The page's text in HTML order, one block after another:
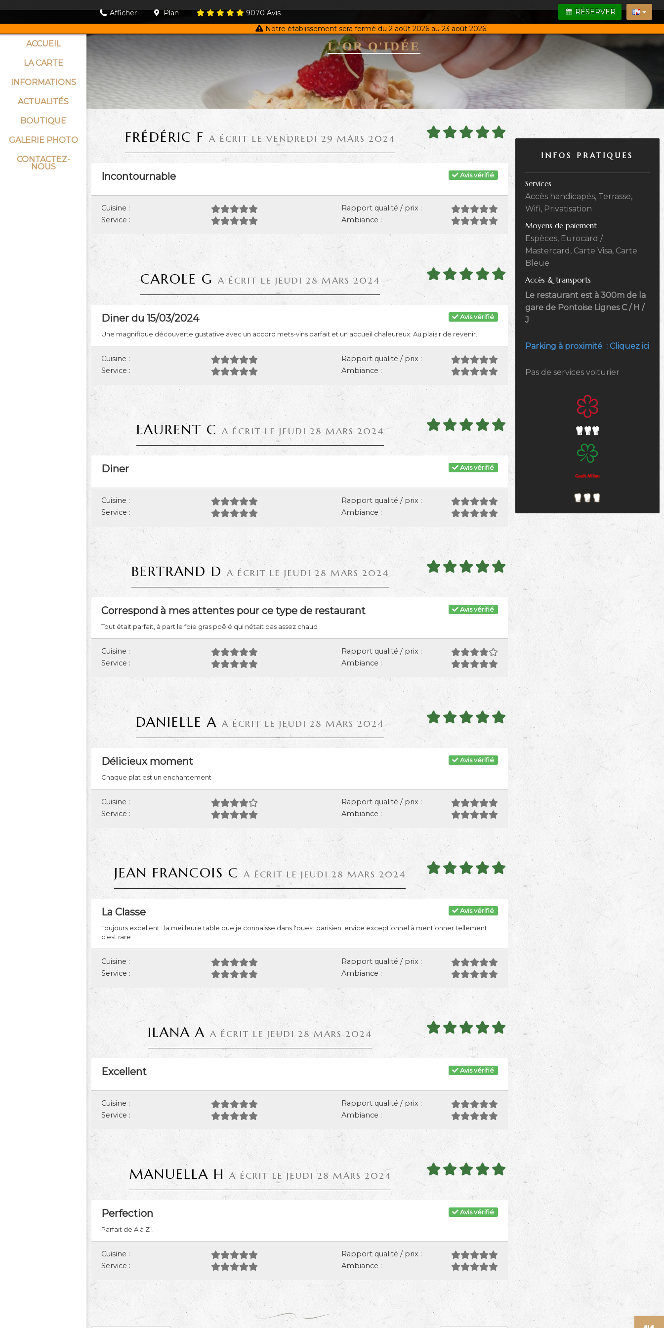
RÉSERVER
Afficher Plan 9070Avis
Notre établissement sera fermé du 2 août 2026 au 23 août 2026.
L'OR Q'IDÉE
ACCUEIL
LA CARTE
INFORMATIONS
ACTUALITÉS
BOUTIQUE
GALERIE PHOTO
CONTACTEZ-
NOUS
FRÉDÉRIC F A ÉCRIT LE VENDREDI 29 MARS 2024
Avis vérifié
Incontournable
Cuisine :
Rapport qualité / prix :
Service :
Ambiance :
CAROLE G A ÉCRIT LE JEUDI 28 MARS 2024
Avis vérifié
Diner du 15/03/2024
Une magnifique découverte gustative avec un accord mets-vins parfait et un accueil chaleureux. Au plaisir de revenir.
Cuisine :
Rapport qualité / prix :
Service :
Ambiance :
LAURENT C A ÉCRIT LE JEUDI 28 MARS 2024
Avis vérifié
Diner
Cuisine :
Rapport qualité / prix :
Service :
Ambiance :
BERTRAND D A ÉCRIT LE JEUDI 28 MARS 2024
Avis vérifié
Correspond à mes attentes pour ce type de restaurant
Tout était parfait, à part le foie gras poêlé qui nétait pas assez chaud
Cuisine :
Rapport qualité / prix :
Service :
Ambiance :
DANIELLE A A ÉCRIT LE JEUDI 28 MARS 2024
Avis vérifié
Délicieux moment
Chaque plat est un enchantement
Cuisine :
Rapport qualité / prix :
Service :
Ambiance :
JEAN FRANCOIS C A ÉCRIT LE JEUDI 28 MARS 2024
Avis vérifié
La Classe
Toujours excellent : la meilleure table que je connaisse dans l'ouest parisien. ervice exceptionnel à mentionner tellement
c'est rare
Cuisine :
Rapport qualité / prix :
Service :
Ambiance :
ILANA A A ÉCRIT LE JEUDI 28 MARS 2024
Avis vérifié
Excellent
Cuisine :
Rapport qualité / prix :
Service :
Ambiance :
MANUELLA H A ÉCRIT LE JEUDI 28 MARS 2024
Avis vérifié
Perfection
Parfait de A à Z !
Cuisine :
Rapport qualité / prix :
Service :
Ambiance :
INFOS PRATIQUES
Services
Accès handicapés, Terrasse,
Wifi, Privatisation
Moyens de paiement
Espèces, Eurocard /
Mastercard, Carte Visa, Carte
Bleue
Accès & transports
Le restaurant est à 300m de la
gare de Pontoise Lignes C / H /
J
Parking à proximité : Cliquez ici
Pas de services voiturier